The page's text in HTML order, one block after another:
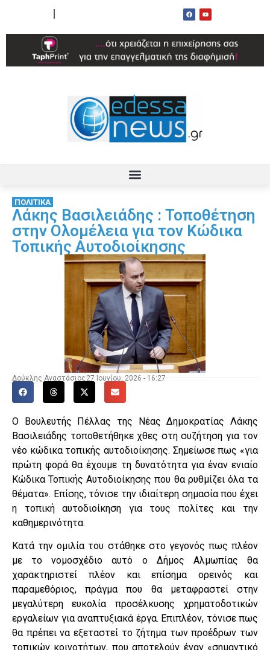
ΠΟΛΙΤΙΚΑ
Λάκης Βασιλειάδης : Τοποθέτηση
στην Ολομέλεια για τον Κώδικα
Τοπικής Αυτοδιοίκησης
Δούκλης Αναστάσιος 27 Ιουνίου, 2026 - 16:27
Ο Βουλευτής Πέλλας της Νέας Δημοκρατίας Λάκης
Βασιλειάδης τοποθετήθηκε χθες στη συζήτηση για τον
νέο κώδικα τοπικής αυτοδιοίκησης. Σημείωσε πως «για
πρώτη φορά θα έχουμε τη δυνατότητα για έναν ενιαίο
Κώδικα Τοπικής Αυτοδιοίκησης που θα ρυθμίζει όλα τα
θέματα». Επίσης, τόνισε την ιδιαίτερη σημασία που έχει
η τοπική αυτοδιοίκηση για τους πολίτες και την
καθημερινότητα.
Κατά την ομιλία του στάθηκε στο γεγονός πως πλέον
με το νομοσχέδιο αυτό ο Δήμος Αλμωπίας θα
χαρακτηριστεί πλέον και επίσημα ορεινός και
παραμεθόριος, πράγμα που θα μεταφραστεί στην
μεγαλύτερη ευκολία προσέλκυσης χρηματοδοτικών
εργαλείων για αναπτυξιακά έργα. Επιπλέον, τόνισε πως
θα πρέπει να εξεταστεί το ζήτημα των προέδρων των
τοπικών κοινοτήτων, που αποτελούν έναν «σημαντικό